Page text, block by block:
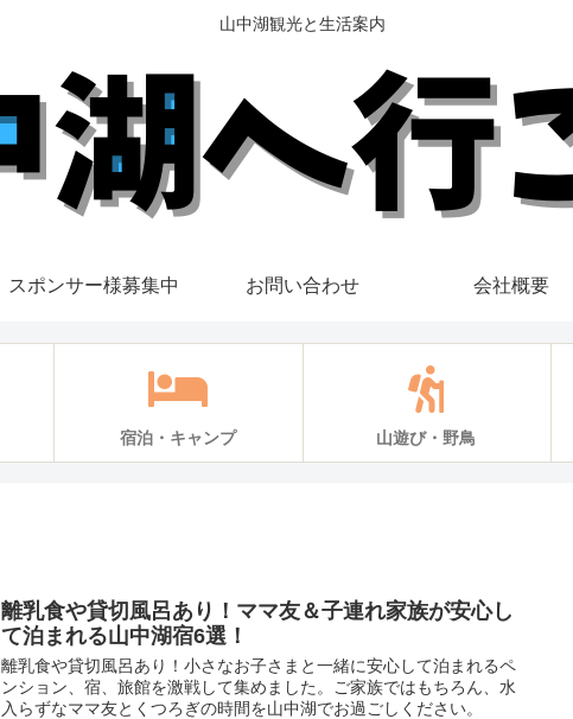
山中湖観光と生活案内
スポンサー様募集中 お問い合わせ 会社概要
宿泊・キャンプ 山遊び・野鳥
離乳食や貸切風呂あり！ママ友＆子連れ家族が安心し
て泊まれる山中湖宿6選！
離乳食や貸切風呂あり！小さなお子さまと一緒に安心して泊まれるペ
ンション、宿、旅館を激戦して集めました。ご家族ではもちろん、水
入らずなママ友とくつろぎの時間を山中湖でお過ごしください。